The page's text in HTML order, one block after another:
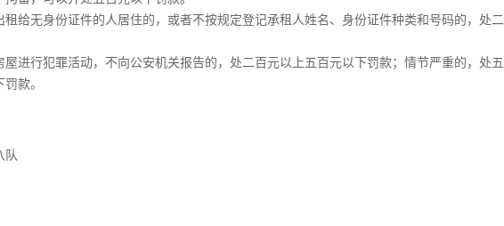
给无身份证件的人居住的，或者不按规定登记承租人姓名、身份证件种类和号码的，处二
进行犯罪活动，不向公安机关报告的，处二百元以上五百元以下罚款；情节严重的，处五
款。
队